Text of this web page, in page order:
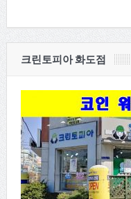
크린토피아 화도점